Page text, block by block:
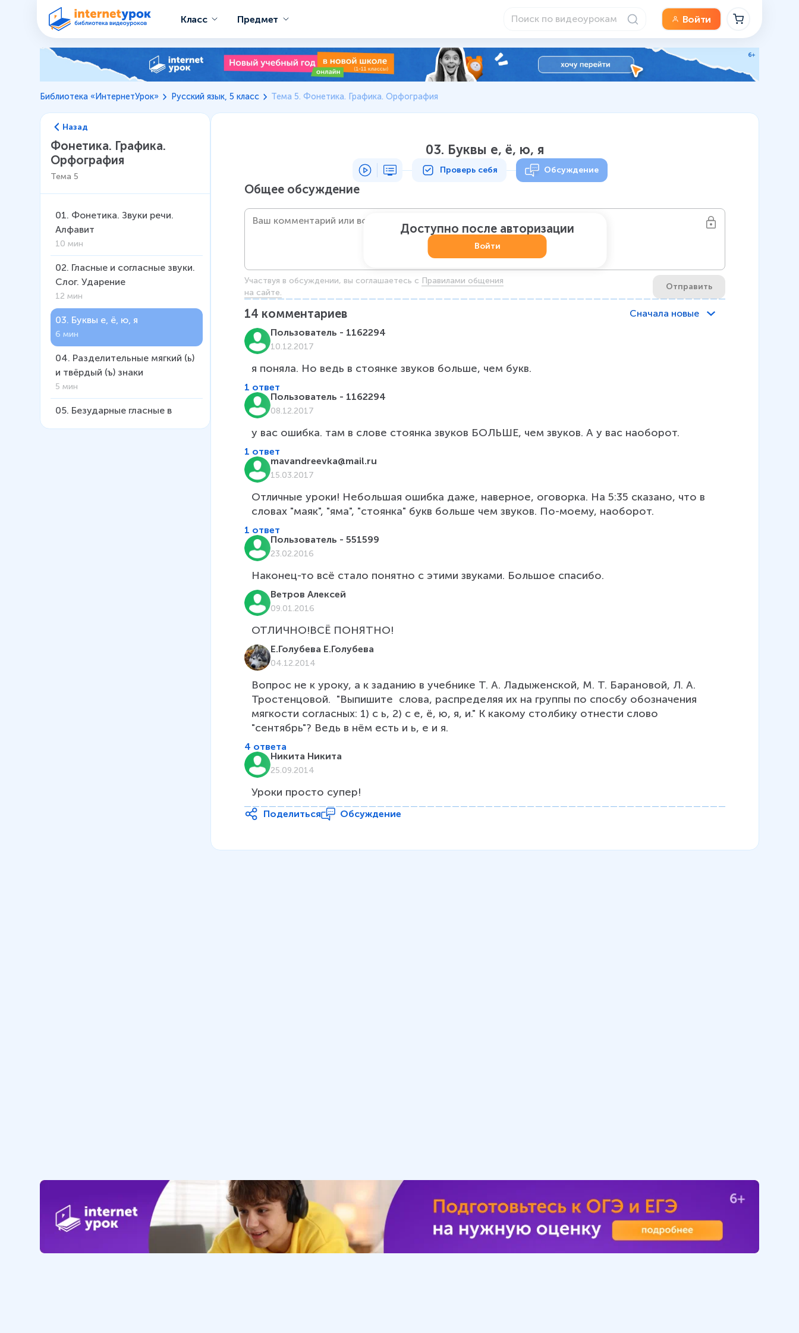
Класс Предмет Войти
Библиотека «ИнтернетУрок» Русский язык, 5 класс Тема 5. Фонетика. Графика. Орфография
Назад
Фонетика. Графика.
Орфография
Тема 5
01. Фонетика. Звуки речи.
Алфавит
10 мин
02. Гласные и согласные звуки.
Слог. Ударение
12 мин
03. Буквы е, ё, ю, я
6 мин
04. Разделительные мягкий (ь)
и твёрдый (ъ) знаки
5 мин
05. Безударные гласные в
03. Буквы е, ё, ю, я
Проверь себя Обсуждение
Общее обсуждение
Участвуя в обсуждении, вы соглашаетесь c Правилами общения
на сайте.
Отправить
Доступно после авторизации
Войти
14 комментариев
Сначала новые
Пользователь - 1162294
10.12.2017
я поняла. Но ведь в стоянке звуков больше, чем букв.
1 ответ
Пользователь - 1162294
08.12.2017
у вас ошибка. там в слове стоянка звуков БОЛЬШЕ, чем звуков. А у вас наоборот.
1 ответ
mavandreevka@mail.ru
15.03.2017
Отличные уроки! Небольшая ошибка даже, наверное, оговорка. На 5:35 сказано, что в
словах "маяк", "яма", "стоянка" букв больше чем звуков. По-моему, наоборот.
1 ответ
Пользователь - 551599
23.02.2016
Наконец-то всё стало понятно с этими звуками. Большое спасибо.
Ветров Алексей
09.01.2016
Е.Голубева Е.Голубева
04.12.2014
Вопрос не к уроку, а к заданию в учебнике Т. А. Ладыженской, М. Т. Барановой, Л. А.
Тростенцовой.  "Выпишите  слова, распределяя их на группы по спосбу обозначения
мягкости согласных: 1) с ь, 2) с е, ё, ю, я, и." К какому столбику отнести слово
"сентябрь"? Ведь в нём есть и ь, е и я.
4 ответа
Никита Никита
25.09.2014
Уроки просто супер!
Поделиться Обсуждение